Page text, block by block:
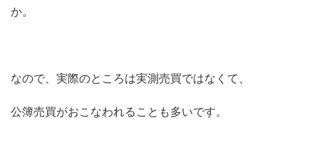
か。
なので、実際のところは実測売買ではなくて、
公簿売買がおこなわれることも多いです。